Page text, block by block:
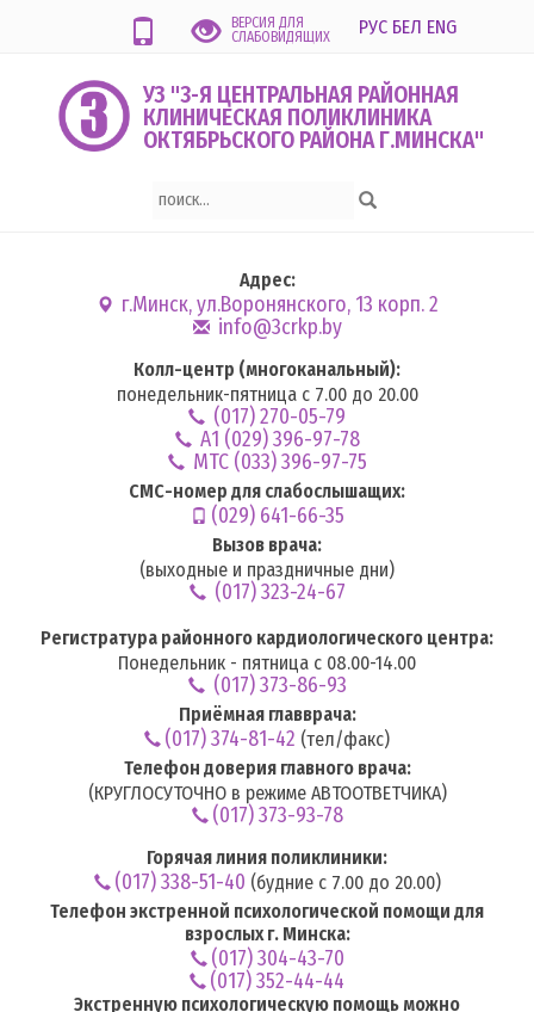
ВЕРСИЯ ДЛЯ
СЛАБОВИДЯЩИХ
РУС БЕЛ ENG
УЗ "3-Я ЦЕНТРАЛЬНАЯ РАЙОННАЯ
КЛИНИЧЕСКАЯ ПОЛИКЛИНИКА
ОКТЯБРЬСКОГО РАЙОНА Г.МИНСКА"
Адрес:
г.Минск, ул.Воронянского, 13 корп. 2
info@3crkp.by
Колл-центр (многоканальный):
понедельник-пятница с 7.00 до 20.00
(017) 270-05-79
А1 (029) 396-97-78
MTC (033) 396-97-75
СМС-номер для слабослышащих:
(029) 641-66-35
Вызов врача:
(выходные и праздничные дни)
(017) 323-24-67
Регистратура районного кардиологического центра:
Понедельник - пятница с 08.00-14.00
(017) 373-86-93
Приёмная главврача:
(017) 374-81-42 (тел/факс)
Телефон доверия главного врача:
(КРУГЛОСУТОЧНО в режиме АВТООТВЕТЧИКА)
(017) 373-93-78
Горячая линия поликлиники:
(017) 338-51-40 (будние с 7.00 до 20.00)
Телефон экстренной психологической помощи для
взрослых г. Минска:
(017) 304-43-70
(017) 352-44-44
Экстренную психологическую помощь можно